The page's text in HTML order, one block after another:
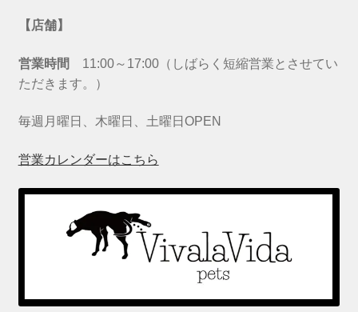
【店舗】
営業時間 11:00～17:00（しばらく短縮営業とさせてい
ただきます。）
毎週月曜日、木曜日、土曜日OPEN
営業カレンダーはこちら